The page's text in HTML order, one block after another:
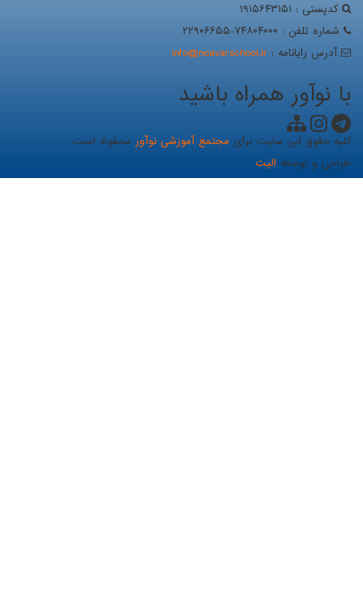
کدپستی : ۱۹۱۵۶۴۳۱۵۱
شماره تلفن : ۷۴۸۰۴۰۰۰-۲۲۹۰۶۶۵۵
آدرس رايانامه : info@noavarschool.ir
با نوآور همراه باشید
کلیه حقوق این سایت برای مجتمع آموزشی نوآور محفوظ است.
طراحی و توسعه الیت